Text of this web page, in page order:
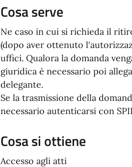
Cosa serve
Ne caso in cui si richieda il
(dopo aver ottenuto
uffici. Qualora la domanda
giuridica è necessario poi
delegante.
Se la trasmissione della
necessario autenticarsi con
Cosa si ottiene
Accesso agli atti